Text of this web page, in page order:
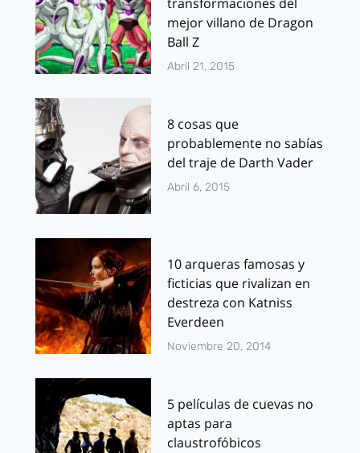
mejor villano de Dragon
Ball Z
Abril 21, 2015
8 cosas que
probablemente no sabías
del traje de Darth Vader
Abril 6, 2015
10 arqueras famosas y
ficticias que rivalizan en
destreza con Katniss
Everdeen
Noviembre 20, 2014
5 películas de cuevas no
aptas para
claustrofóbicos